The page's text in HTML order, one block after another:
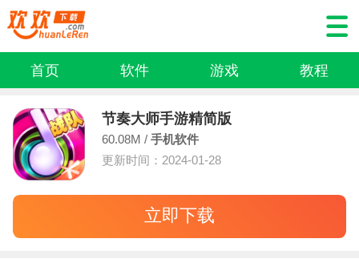
首页 软件 游戏 教程
节奏大师手游精简版
60.08M / 手机软件
更新时间：2024-01-28
立即下载